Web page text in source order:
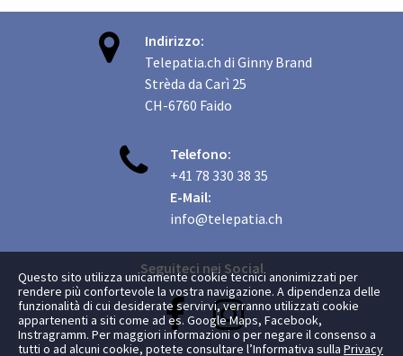

Indirizzo:
Telepatia.ch di Ginny Brand
Strèda da Carì 25
CH-6760 Faido

Telefono:
+41 78 330 38 35
E-Mail:
info@telepatia.ch
Seguiteci nei Social
 
Questo sito utilizza unicamente cookie tecnici anonimizzati per
rendere più confortevole la vostra navigazione. A dipendenza delle
funzionalità di cui desiderate servirvi, verranno utilizzati cookie
appartenenti a siti come ad es. Google Maps, Facebook,
Instragramm. Per maggiori informazioni o per negare il consenso a
tutti o ad alcuni cookie, potete consultare l’Informativa sulla Privacy